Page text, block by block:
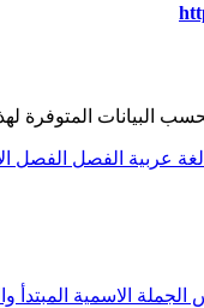
البيانات المتوفرة
لغة عربية الفصل الفصل
الاسمية المبتدأ